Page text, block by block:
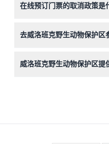
供各种冷热饮品。
在线预订门票的取消政策是
择参观日期。
去威洛班克野生动物保护区
捉独特的本地野生动物。
威洛班克野生动物保护区提